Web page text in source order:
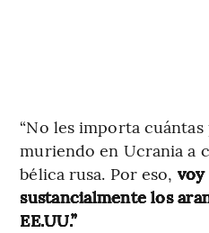
“No les importa cuántas
muriendo en Ucrania a
bélica rusa. Por eso, voy
sustancialmente los
EE.UU.”